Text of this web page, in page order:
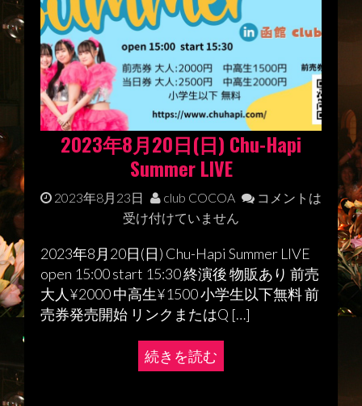
2023年8月20日(日) Chu-Hapi
Summer LIVE
2023年8月23日 club COCOA
コメントは
受け付けていません
2023年8月20日(日) Chu-Hapi Summer LIVE
open 15:00 start 15:30 終演後 物販あり 前売
大人¥2000 中高生¥1500 小学生以下無料 前
売券発売開始 リンクまたはQ […]
続きを読む